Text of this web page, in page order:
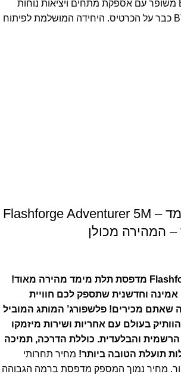
כרטיס מבוסס ESP32 משופר עם אספקת מתחים ויציאות נוחות
לפיתוח נוסף - Wifi ו BT כבר על הכרטיס. היחידה המושלמת לפיתוח
מדפסת תלת מימד – Flashforge Adventurer 5M
Flashforge Adventurer 5M מדפסת תלת מימד מהירה מאוד!
וחדשנית שתספק לכם חוויית
מכירים! פלשפורג’ המותג המוביל
בעולם עם אחריות ושירות מיזמקו
והבלעדית. כוללת הדרכה, תמיכה
תועלת הטובה ביותר! מחיר תחרותי
מחיר נמוך המספק מדפסת ברמה הגבוהה